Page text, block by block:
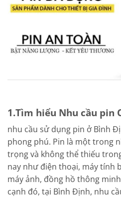
1.Tìm hiểu Nhu cầu pin
nhu cầu sử dụng pin ở Bình
phong phú. Pin là một trong
trọng và không thể thiếu
nay như điện thoại, máy tính
máy ảnh, đồng hồ thông
cạnh đó, tại Bình Định, nhu